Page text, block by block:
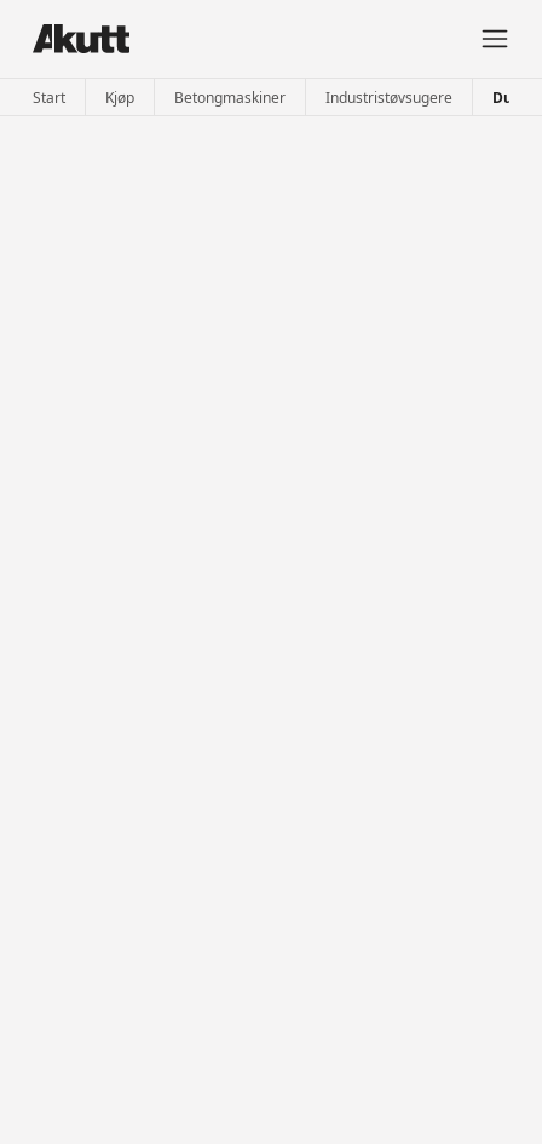
Start Kjøp Betongmaskiner Industristøvsugere